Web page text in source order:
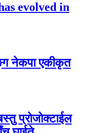
evolved in
नेकपा एकीकृत
प्रोजोक्टाईल